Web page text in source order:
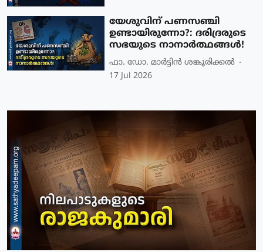
യേശുവിന് പണസഞ്ചി
ഉണ്ടായിരുന്നോ?: ദരിദ്രരുടെ
സഭയുടെ നാനാർത്ഥങ്ങൾ!
ഫാ. ഡോ. മാര്‍ട്ടിന്‍ ശങ്കൂരിക്കല്‍
17 Jul 2026